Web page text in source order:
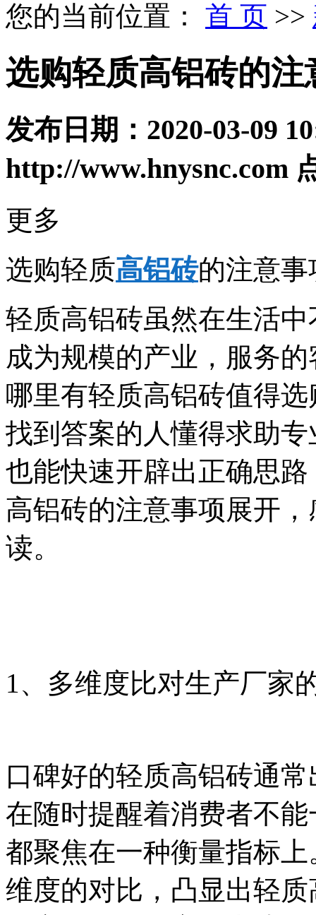
您的当前位置： 首 页 >>
选购轻质高铝砖的注
发布日期： 2020-03-09
http://www.hnysnc.com
更多
选购轻质高铝砖的注意
轻质高铝砖虽然在生活
成为规模的产业，服务
哪里有轻质高铝砖值得
找到答案的人懂得求助
也能快速开辟出正确思
高铝砖的注意事项展开
读。
1、多维度比对生产厂家
口碑好的轻质高铝砖通
在随时提醒着消费者不
都聚焦在一种衡量指标
维度的对比，凸显出轻